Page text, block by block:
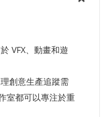
VFX、動畫和遊
創意生產追蹤需
室都可以專注於重